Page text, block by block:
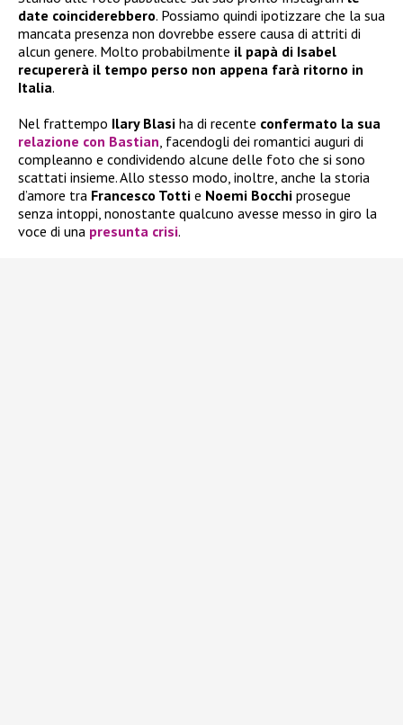
date coinciderebbero. Possiamo quindi ipotizzare che la sua
mancata presenza non dovrebbe essere causa di attriti di
alcun genere. Molto probabilmente il papà di Isabel
recupererà il tempo perso non appena farà ritorno in
Italia.
Nel frattempo Ilary Blasi ha di recente confermato la sua
relazione con Bastian, facendogli dei romantici auguri di
compleanno e condividendo alcune delle foto che si sono
scattati insieme. Allo stesso modo, inoltre, anche la storia
d’amore tra Francesco Totti e Noemi Bocchi prosegue
senza intoppi, nonostante qualcuno avesse messo in giro la
voce di una presunta crisi.